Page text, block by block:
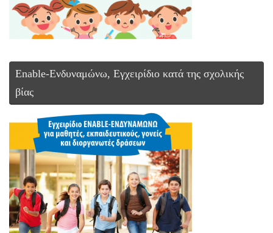
Enable-Ενδυναμώνω, Εγχειρίδιο κατά της σχολικής
βίας